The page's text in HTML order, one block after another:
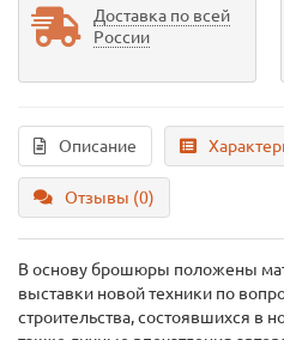
Доставка по всей
России
Описание
Отзывы (0)
В основу брошюры положены
выставки новой техники по
строительства, состоявшихся в